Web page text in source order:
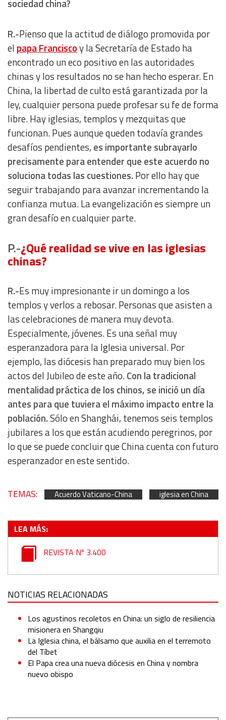
sociedad china?
R.-Pienso que la actitud de diálogo promovida por
el papa Franciscoy la Secretaría de Estado ha
encontrado un eco positivo en las autoridades
chinas y los resultados no se han hecho esperar. En
China, la libertad de culto está garantizada por la
ley, cualquier persona puede profesar su fe de forma
libre. Hay iglesias, templos y mezquitas que
funcionan. Pues aunque queden todavía grandes
desafíos pendientes, es importante subrayarlo
precisamente para entender que este acuerdo no
soluciona todas las cuestiones. Por ello hay que
seguir trabajando para avanzar incrementando la
confianza mutua. La evangelización es siempre un
gran desafío en cualquier parte.
P.-¿Qué realidad se vive en las iglesias
chinas?
R.-Es muy impresionante ir un domingo a los
templos y verlos a rebosar. Personas que asisten a
las celebraciones de manera muy devota.
Especialmente, jóvenes. Es una señal muy
esperanzadora para la Iglesia universal. Por
ejemplo, las diócesis han preparado muy bien los
actos del Jubileo de este año.Con la tradicional
mentalidad práctica de los chinos, se inició un día
antes para que tuviera el máximo impacto entre la
población.Sólo en Shanghái, tenemos seis templos
jubilares a los que están acudiendo peregrinos, por
lo que se puede concluir que China cuenta con futuro
esperanzador en este sentido.
TEMAS: Acuerdo Vaticano-China iglesia en China
LEA MÁS:
REVISTA Nº 3.400
NOTICIAS RELACIONADAS
Los agustinos recoletos en China: un siglo de resiliencia
misionera en Shangqiu
La Iglesia china, el bálsamo que auxilia en el terremoto
del Tíbet
El Papa crea una nueva diócesis en China y nombra
nuevo obispo
Analytical
Functional
Advertising